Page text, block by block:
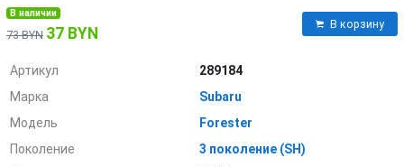
В наличии
73 BYN 37 BYN
В корзину
Артикул
289184
Марка
Subaru
Модель
Forester
Поколение
3 поколение (SH)